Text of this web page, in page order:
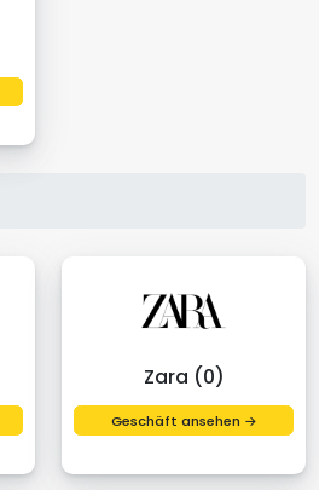
Zara (0)
Geschäft ansehen →